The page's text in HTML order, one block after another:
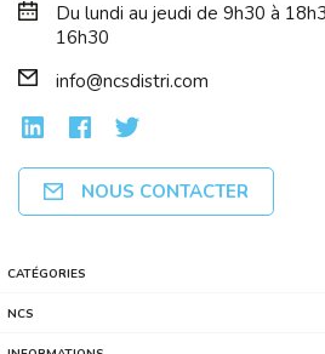
Du lundi au jeudi de 9h30 à
16h30
info@ncsdistri.com
NOUS CONTACTER
CATÉGORIES
NCS